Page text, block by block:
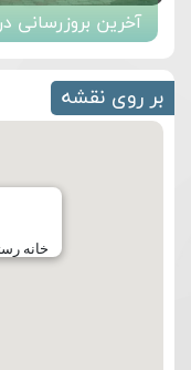
آخرین بروزرسانی در
بر روی نقشه
خانه